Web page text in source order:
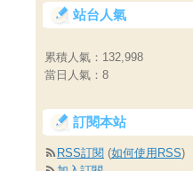
站台人氣
累積人氣： 132,998
當日人氣： 8
訂閱本站
RSS訂閱 (如何使用RSS)